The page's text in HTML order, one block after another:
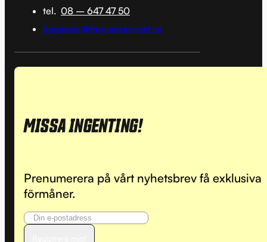
tel. 08 – 647 47 50
hagsatra@hagsatrasport.se
MISSA INGENTING!
Prenumerera på vårt nyhetsbrev få exklusiva
förmåner.